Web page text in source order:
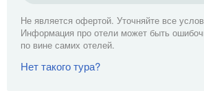
Не является офертой. Уточняйте все
Информация про отели может быть
по вине самих отелей.
Нет такого тура?